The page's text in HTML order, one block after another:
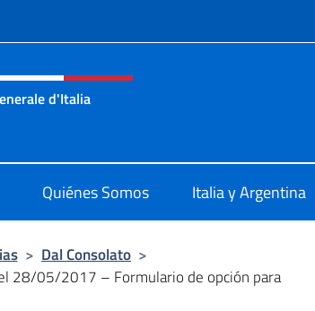
web, redes
d'Italia
Quiénes Somos Italia y Argentina
> Dal Consolato >
28/05/2017 – Formulario de opción para